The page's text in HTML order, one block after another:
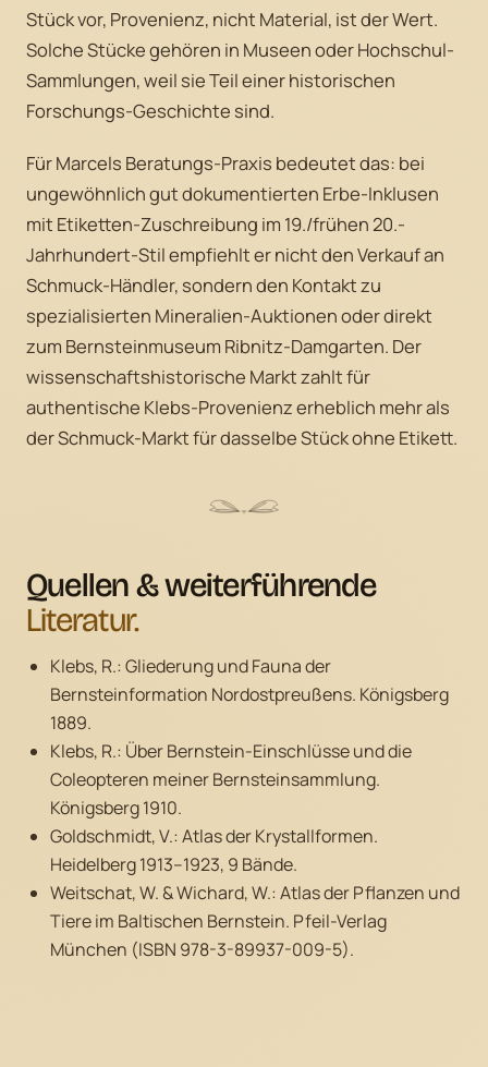
Stück vor, Provenienz, nicht Material, ist der Wert.
Solche Stücke gehören in Museen oder Hochschul-
Sammlungen, weil sie Teil einer historischen
Forschungs-Geschichte sind.
Für Marcels Beratungs-Praxis bedeutet das: bei
ungewöhnlich gut dokumentierten Erbe-Inklusen
mit Etiketten-Zuschreibung im 19./frühen 20.-
Jahrhundert-Stil empfiehlt er nicht den Verkauf an
Schmuck-Händler, sondern den Kontakt zu
spezialisierten Mineralien-Auktionen oder direkt
zum Bernsteinmuseum Ribnitz-Damgarten. Der
wissenschaftshistorische Markt zahlt für
authentische Klebs-Provenienz erheblich mehr als
der Schmuck-Markt für dasselbe Stück ohne Etikett.
Quellen & weiterführende
Literatur.
Klebs, R.:Gliederung und Fauna der
Bernsteinformation Nordostpreußens. Königsberg
1889.
Klebs, R.: Über Bernstein-Einschlüsse und die
Coleopteren meiner Bernsteinsammlung.
Königsberg 1910.
Goldschmidt, V.:Atlas der Krystallformen.
Heidelberg 1913–1923, 9 Bände.
Weitschat, W. & Wichard, W.:Atlas der Pflanzen und
Tiere im Baltischen Bernstein. Pfeil-Verlag
München (ISBN 978-3-89937-009-5).